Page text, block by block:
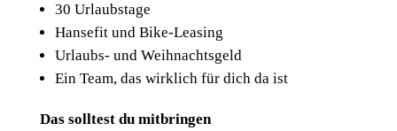
30 Urlaubstage
Hansefit und Bike-Leasing
Urlaubs- und Weihnachtsgeld
Ein Team, das wirklich für dich da ist
Das solltest du mitbringen